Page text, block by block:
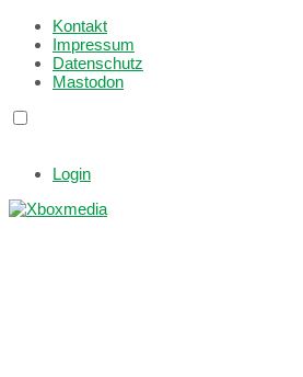
Kontakt
Impressum
Datenschutz
Mastodon
Login